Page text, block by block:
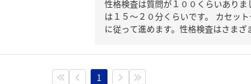
性格検査は質問が１００くらいありま
は１５～２０分くらいです。 カセッ
に従って進めます。性格検査はさまざ
1